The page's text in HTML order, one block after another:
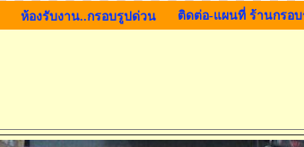
ห้องรับงาน..กรอบรูปด่วน ติดต่อ-แผนที่ ร้านกรอบ